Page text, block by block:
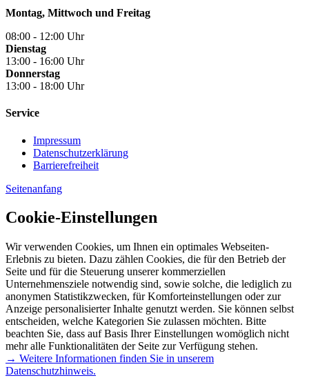
Montag, Mittwoch und Freitag
08:00 - 12:00 Uhr
Dienstag
13:00 - 16:00 Uhr
Donnerstag
13:00 - 18:00 Uhr
Service
Impressum
Datenschutzerklärung
Barrierefreiheit
Seitenanfang
Cookie-Einstellungen
Wir verwenden Cookies, um Ihnen ein optimales Webseiten-
Erlebnis zu bieten. Dazu zählen Cookies, die für den Betrieb der
Seite und für die Steuerung unserer kommerziellen
Unternehmensziele notwendig sind, sowie solche, die lediglich zu
anonymen Statistikzwecken, für Komforteinstellungen oder zur
Anzeige personalisierter Inhalte genutzt werden. Sie können selbst
entscheiden, welche Kategorien Sie zulassen möchten. Bitte
beachten Sie, dass auf Basis Ihrer Einstellungen womöglich nicht
mehr alle Funktionalitäten der Seite zur Verfügung stehen.
→ Weitere Informationen finden Sie in unserem
Datenschutzhinweis.